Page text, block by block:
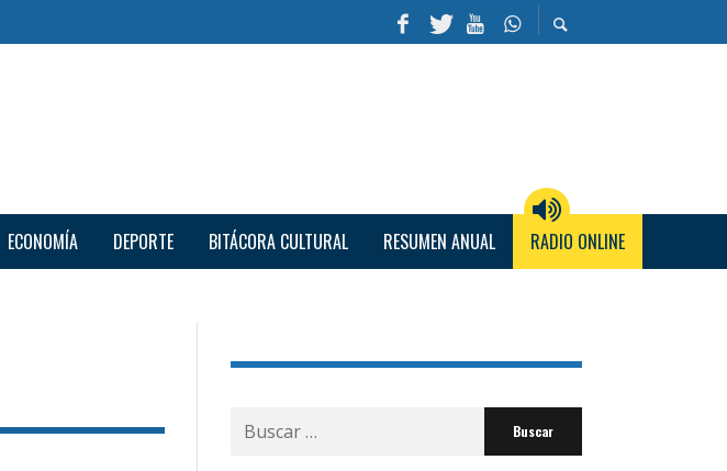
ECONOMÍA DEPORTE BITÁCORA CULTURAL RESUMEN ANUAL RADIO ONLINE
Buscar
por: